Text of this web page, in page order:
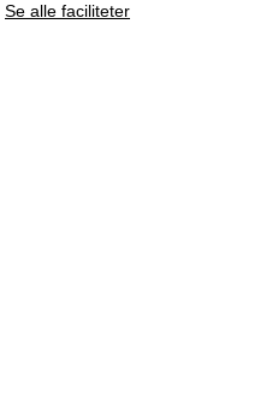
Se alle faciliteter